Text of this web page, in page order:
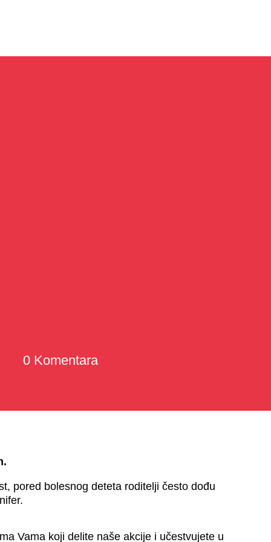
0 Komentara
pored bolesnog deteta roditelji često dođu
Vama koji delite naše akcije i učestvujete u